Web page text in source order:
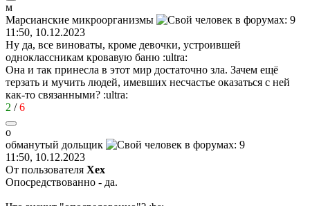
м
Марсианские микроорганизмы
11:50, 10.12.2023
Ну да, все виноваты, кроме девочки, устроившей
одноклассникам кровавую баню :ultra:
Она и так принесла в этот мир достаточно зла. Зачем ещё
терзать и мучить людей, имевших несчастье оказаться с ней
как-то связанными? :ultra:
2 /6
о
обманутый дольщик
11:50, 10.12.2023
От пользователя Хех
Опосредствованно - да.